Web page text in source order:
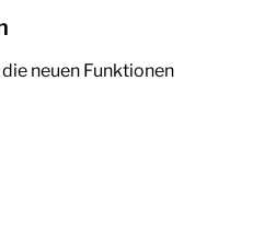
neuen Funktionen